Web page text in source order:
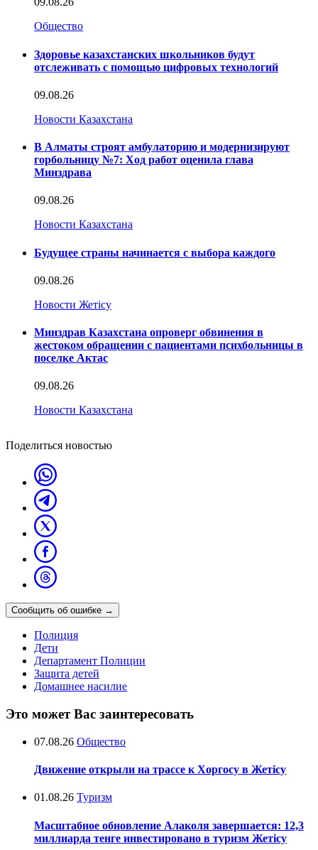
Общество
Здоровье казахстанских школьников будут
отслеживать с помощью цифровых технологий
09.08.26
Новости Казахстана
В Алматы строят амбулаторию и модернизируют
горбольницу №7: Ход работ оценила глава
Минздрава
09.08.26
Новости Казахстана
Будущее страны начинается с выбора каждого
09.08.26
Новости Жетісу
Минздрав Казахстана опроверг обвинения в
жестоком обращении с пациентами психбольницы в
поселке Актас
09.08.26
Новости Казахстана
Поделиться новостью
Сообщить об ошибке →
Полиция
Дети
Департамент Полиции
Защита детей
Домашнее насилие
Это может Вас заинтересовать
07.08.26 Общество
Движение открыли на трассе к Хоргосу в Жетісу
01.08.26 Туризм
Масштабное обновление Алаколя завершается: 12,3
миллиарда тенге инвестировано в туризм Жетісу